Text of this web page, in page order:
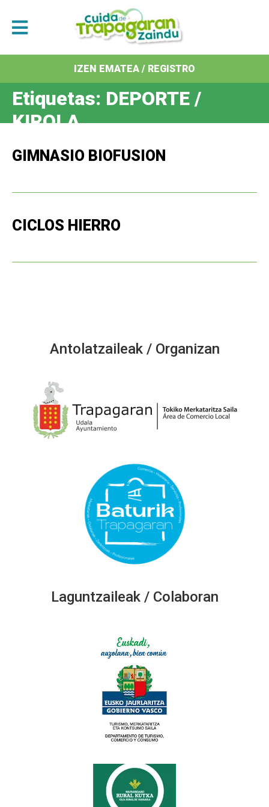
Etiquetas: DEPORTE /
KIROLA
GIMNASIO BIOFUSION
CICLOS HIERRO
Antolatzaileak / Organizan
Laguntzaileak / Colaboran
IZEN EMATEA / REGISTRO